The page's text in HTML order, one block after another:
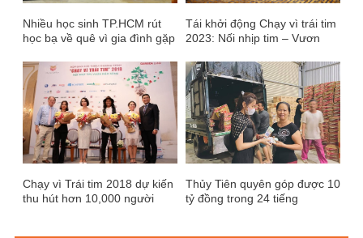
Nhiều học sinh TP.HCM rút
học bạ về quê vì gia đình gặp
Tái khởi động Chạy vì trái tim
2023: Nối nhịp tim – Vươn
Chạy vì Trái tim 2018 dự kiến
thu hút hơn 10,000 người
Thủy Tiên quyên góp được 10
tỷ đồng trong 24 tiếng